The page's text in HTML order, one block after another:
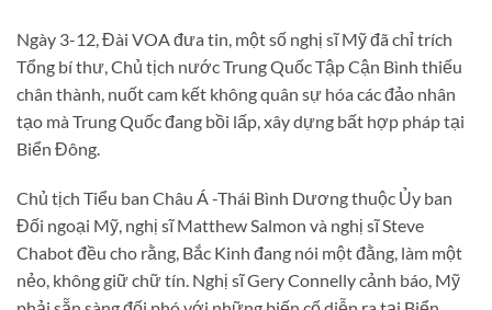
Ngày 3-12, Đài VOA đưa tin, một số nghị sĩ Mỹ đã chỉ trích
Tổng bí thư, Chủ tịch nước Trung Quốc Tập Cận Bình thiếu
chân thành, nuốt cam kết không quân sự hóa các đảo nhân
tạo mà Trung Quốc đang bồi lấp, xây dựng bất hợp pháp tại
Biển Đông.
Chủ tịch Tiểu ban Châu Á -Thái Bình Dương thuộc Ủy ban
Đối ngoại Mỹ, nghị sĩ Matthew Salmon và nghị sĩ Steve
Chabot đều cho rằng, Bắc Kinh đang nói một đằng, làm một
nẻo, không giữ chữ tín. Nghị sĩ Gery Connelly cảnh báo, Mỹ